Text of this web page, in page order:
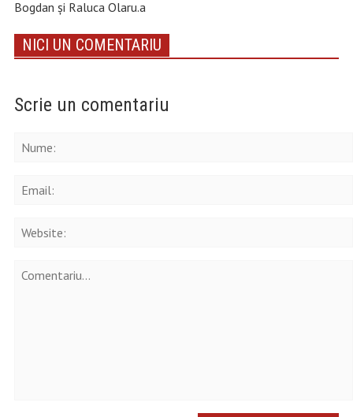
Bogdan şi Raluca Olaru.a
NICI UN COMENTARIU
Scrie un comentariu